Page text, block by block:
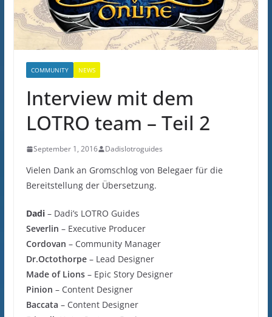
COMMUNITY NEWS
Interview mit dem
LOTRO team – Teil 2
September 1, 2016 Dadislotroguides
Vielen Dank an Gromschlog von Belegaer für die
Bereitstellung der Übersetzung.
Dadi– Dadi’s LOTRO Guides
Severlin – Executive Producer
Cordovan – Community Manager
Dr.Octothorpe– Lead Designer
Made of Lions– Epic Story Designer
Pinion – Content Designer
Baccata – Content Designer